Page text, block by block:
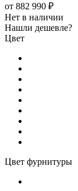
от 882 990 ₽
Нет в наличии
Нашли дешевле?
Цвет
Цвет фурнитуры